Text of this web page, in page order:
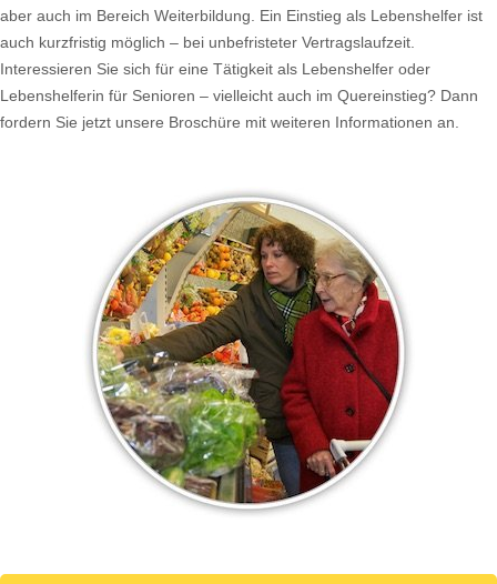
aber auch im Bereich Weiterbildung. Ein Einstieg als Lebenshelfer ist
auch kurzfristig möglich – bei unbefristeter Vertragslaufzeit.
Interessieren Sie sich für eine Tätigkeit als Lebenshelfer oder
Lebenshelferin für Senioren – vielleicht auch im Quereinstieg? Dann
fordern Sie jetzt unsere Broschüre mit weiteren Informationen an.